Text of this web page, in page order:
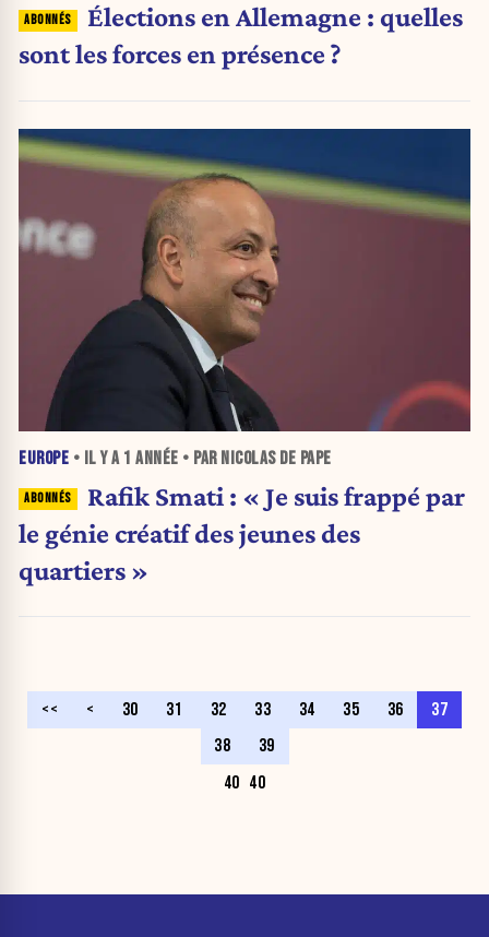
Élections en Allemagne : quelles
sont les forces en présence ?
EUROPE • IL Y A 1 ANNÉE • PAR NICOLAS DE PAPE
Rafik Smati : « Je suis frappé par
le génie créatif des jeunes des
quartiers »
<< < 30 31 32 33 34 35 36
37
38
39
40 40